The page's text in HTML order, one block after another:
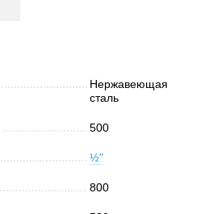
Нержавеющая
сталь
500
½"
800